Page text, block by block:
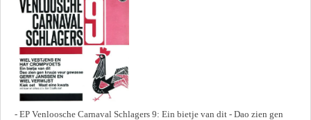
- EP Venloosche Carnaval Schlagers 9: Ein bietje van dit - Dao zien gen